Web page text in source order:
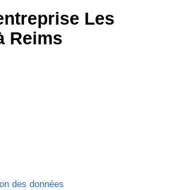
Les
Reims
des données